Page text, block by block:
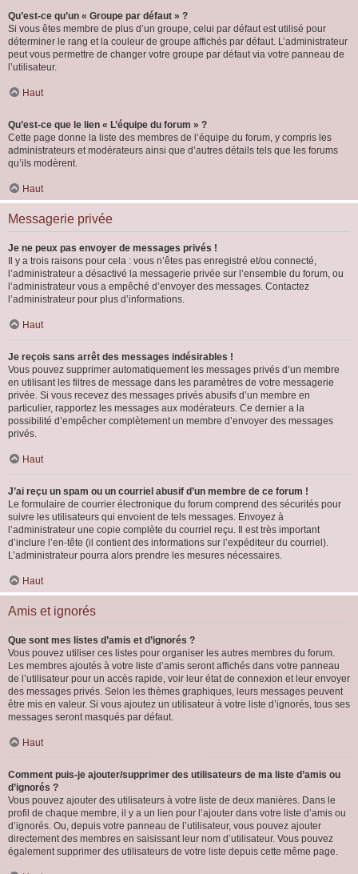
Qu’est-ce qu’un « Groupe par défaut » ?
Si vous êtes membre de plus d’un groupe, celui par défaut est utilisé pour
déterminer le rang et la couleur de groupe affichés par défaut. L’administrateur
peut vous permettre de changer votre groupe par défaut via votre panneau de
l’utilisateur.
Haut
Qu’est-ce que le lien « L’équipe du forum » ?
Cette page donne la liste des membres de l’équipe du forum, y compris les
administrateurs et modérateurs ainsi que d’autres détails tels que les forums
qu’ils modèrent.
Haut
Messagerie privée
Je ne peux pas envoyer de messages privés !
Il y a trois raisons pour cela : vous n’êtes pas enregistré et/ou connecté,
l’administrateur a désactivé la messagerie privée sur l’ensemble du forum, ou
l’administrateur vous a empêché d’envoyer des messages. Contactez
l’administrateur pour plus d’informations.
Haut
Je reçois sans arrêt des messages indésirables !
Vous pouvez supprimer automatiquement les messages privés d’un membre
en utilisant les filtres de message dans les paramètres de votre messagerie
privée. Si vous recevez des messages privés abusifs d’un membre en
particulier, rapportez les messages aux modérateurs. Ce dernier a la
possibilité d’empêcher complètement un membre d’envoyer des messages
privés.
Haut
J’ai reçu un spam ou un courriel abusif d’un membre de ce forum !
Le formulaire de courrier électronique du forum comprend des sécurités pour
suivre les utilisateurs qui envoient de tels messages. Envoyez à
l’administrateur une copie complète du courriel reçu. Il est très important
d’inclure l’en-tête (il contient des informations sur l’expéditeur du courriel).
L’administrateur pourra alors prendre les mesures nécessaires.
Haut
Amis et ignorés
Que sont mes listes d’amis et d’ignorés ?
Vous pouvez utiliser ces listes pour organiser les autres membres du forum.
Les membres ajoutés à votre liste d’amis seront affichés dans votre panneau
de l’utilisateur pour un accès rapide, voir leur état de connexion et leur envoyer
des messages privés. Selon les thèmes graphiques, leurs messages peuvent
être mis en valeur. Si vous ajoutez un utilisateur à votre liste d’ignorés, tous ses
messages seront masqués par défaut.
Haut
Comment puis-je ajouter/supprimer des utilisateurs de ma liste d’amis ou
d’ignorés ?
Vous pouvez ajouter des utilisateurs à votre liste de deux manières. Dans le
profil de chaque membre, il y a un lien pour l’ajouter dans votre liste d’amis ou
d’ignorés. Ou, depuis votre panneau de l’utilisateur, vous pouvez ajouter
directement des membres en saisissant leur nom d’utilisateur. Vous pouvez
également supprimer des utilisateurs de votre liste depuis cette même page.